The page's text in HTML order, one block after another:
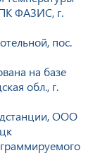
ФАЗИС, г.
пос.
на базе
обл., г.
ООО